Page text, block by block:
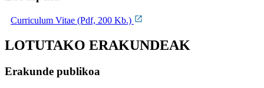
Curriculum Vitae (Pdf, 200 Kb.)
LOTUTAKO ERAKUNDEAK
Erakunde publikoa